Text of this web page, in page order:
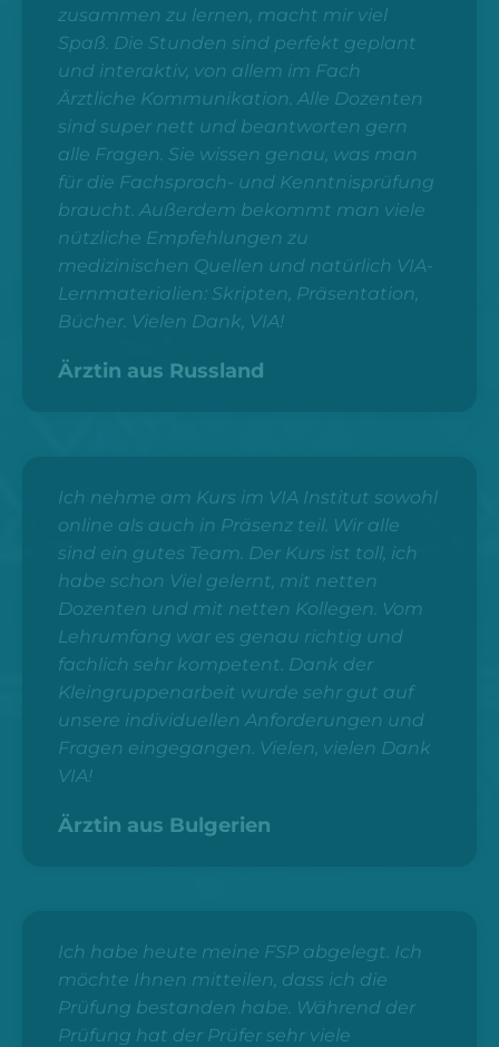
zusammen zu lernen, macht mir viel
Spaß. Die Stunden sind perfekt geplant
und interaktiv, von allem im Fach
Ärztliche Kommunikation. Alle Dozenten
sind super nett und beantworten gern
alle Fragen. Sie wissen genau, was man
für die Fachsprach- und Kenntnisprüfung
braucht. Außerdem bekommt man viele
nützliche Empfehlungen zu
medizinischen Quellen und natürlich VIA-
Lernmaterialien: Skripten, Präsentation,
Bücher. Vielen Dank, VIA!
Ärztin aus Russland
Ich nehme am Kurs im VIA Institut sowohl
online als auch in Präsenz teil. Wir alle
sind ein gutes Team. Der Kurs ist toll, ich
habe schon Viel gelernt, mit netten
Dozenten und mit netten Kollegen. Vom
Lehrumfang war es genau richtig und
fachlich sehr kompetent. Dank der
Kleingruppenarbeit wurde sehr gut auf
unsere individuellen Anforderungen und
Fragen eingegangen. Vielen, vielen Dank
VIA!
Ärztin aus Bulgerien
Ich habe heute meine FSP abgelegt. Ich
möchte Ihnen mitteilen, dass ich die
Prüfung bestanden habe. Während der
Prüfung hat der Prüfer sehr viele